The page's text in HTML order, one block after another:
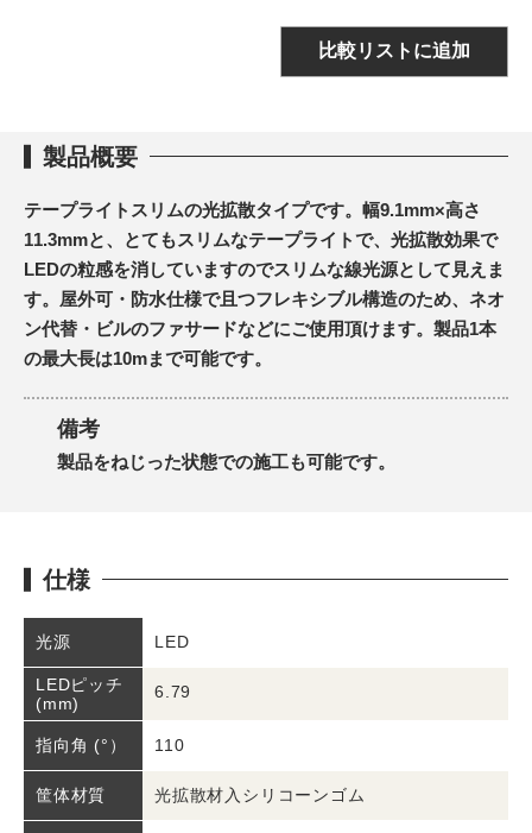
比較リストに追加
製品概要
テープライトスリムの光拡散タイプです。幅9.1mm×高さ
11.3mmと、とてもスリムなテープライトで、光拡散効果で
LEDの粒感を消していますのでスリムな線光源として見えま
す。屋外可・防水仕様で且つフレキシブル構造のため、ネオ
ン代替・ビルのファサードなどにご使用頂けます。製品1本
の最大長は10mまで可能です。
備考
製品をねじった状態での施工も可能です。
仕様
光源 LED
LEDピッチ
(mm)
6.79
指向角 (°） 110
筐体材質 光拡散材入シリコーンゴム